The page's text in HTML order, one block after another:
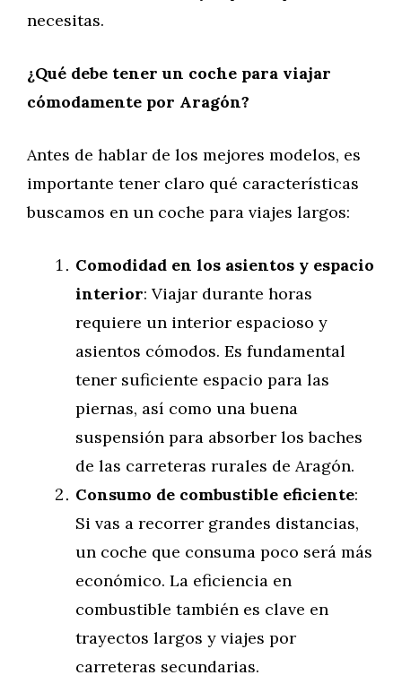
necesitas.
¿Qué debe tener un coche para viajar
cómodamente por Aragón?
Antes de hablar de los mejores modelos, es
importante tener claro qué características
buscamos en un coche para viajes largos:
Comodidad en los asientos y espacio
interior: Viajar durante horas
requiere un interior espacioso y
asientos cómodos. Es fundamental
tener suficiente espacio para las
piernas, así como una buena
suspensión para absorber los baches
de las carreteras rurales de Aragón.
Consumo de combustible eficiente:
Si vas a recorrer grandes distancias,
un coche que consuma poco será más
económico. La eficiencia en
combustible también es clave en
trayectos largos y viajes por
carreteras secundarias.